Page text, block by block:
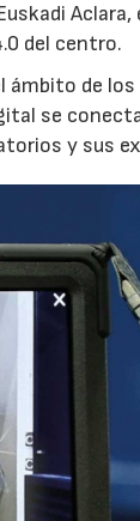
del centro.
ámbito de
se
y sus